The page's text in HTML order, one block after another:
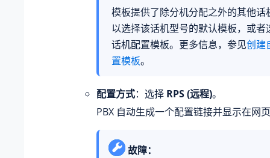
模板提供了除分机分配之外的其他话
以选择该话机型号的默认模板，或者
话机配置模板。更多信息，参见创建
置模板。
配置方式：选择 RPS (远程)。
PBX 自动生成一个配置链接并显示在网
故障：